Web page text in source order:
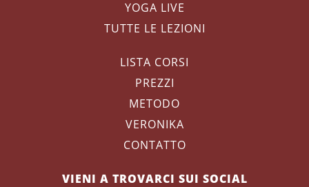
YOGA LIVE
TUTTE LE LEZIONI
LISTA CORSI
PREZZI
METODO
VERONIKA
CONTATTO
VIENI A TROVARCI SUI SOCIAL